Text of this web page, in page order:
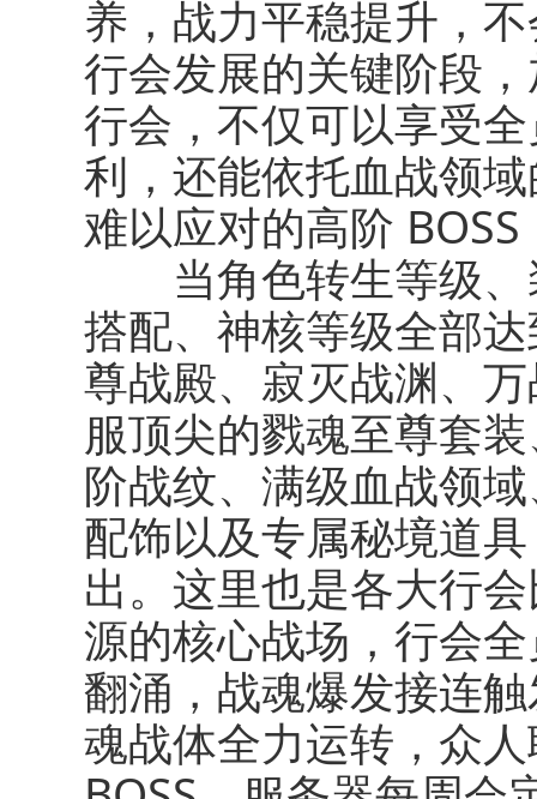
养，战力平稳提升，
行会发展的关键阶段
行会，不仅可以享受
利，还能依托血战领
难以应对的高阶
当角色转生等级、
搭配、神核等级全部
尊战殿、寂灭战渊、
服顶尖的戮魂至尊套
阶战纹、满级血战领
配饰以及专属秘境道
出。这里也是各大行
源的核心战场，行会
翻涌，战魂爆发接连
魂战体全力运转，众